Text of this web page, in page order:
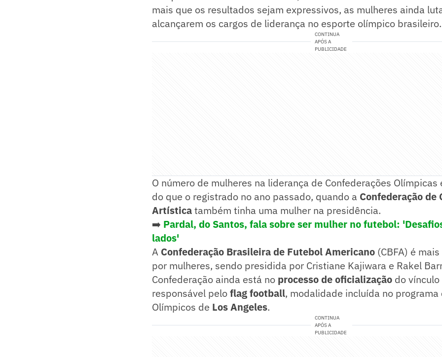
mais que os resultados sejam expressivos, as mulheres ainda
alcançarem os cargos de liderança no esporte olímpico brasileiro.
CONTINUA
APÓS A
PUBLICIDADE
O número de mulheres na liderança de Confederações
do que o registrado no ano passado, quando a Confederação de
Artísticatambém tinha uma mulher na presidência.
➡️ Pardal, do Santos, fala sobre ser mulher no futebol:
lados'
A Confederação Brasileira de Futebol Americano (CBFA) é
por mulheres, sendo presidida por Cristiane Kajiwara e Rakel
Confederação ainda está no processo de oficialização do vínculo
responsável peloflag football, modalidade incluída no programa
Olímpicos de Los Angeles.
CONTINUA
APÓS A
PUBLICIDADE